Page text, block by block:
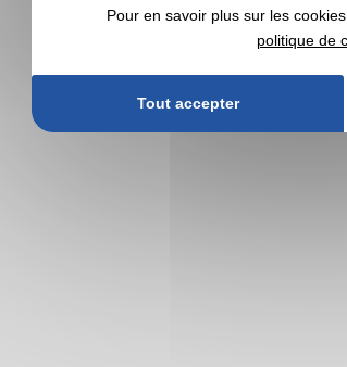
Pour en savoir plus sur les
politique de
Tout accepter